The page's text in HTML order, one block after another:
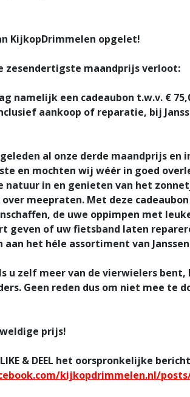
KijkopDrimmelen opgelet!
zesendertigste maandprijs verloot:
namelijk een cadeaubon t.w.v. €
aankoop of reparatie, bij
al onze derde maandprijs en
en mochten wij wéér in goed
natuur in en genieten van het
meepraten. Met deze cadeaubon
de uwe oppimpen met
geven of uw fietsband laten
het héle assortiment van
u zelf meer van de vierwielers bent,
Geen reden dus om niet mee te
prijs!
LIKE & DEEL het oorspronkelijke
kijkopdrimmelen.nl/posts/